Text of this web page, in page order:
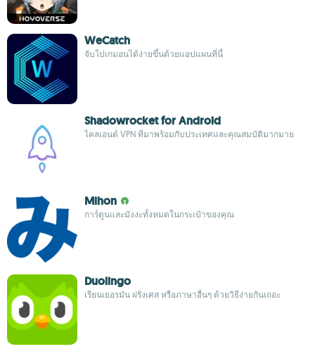
WeCatch
จับโปเกมอนได้ง่ายขึ้นด้วยแอปแผนที่นี้
Shadowrocket for Android
ไคลเอนต์ VPN ที่มาพร้อมกับประเทศและคุณสมบัติมากมาย
Mihon
การ์ตูนและมังงะทั้งหมดในกระเป๋าของคุณ
Duolingo
เรียนเยอรมัน ฝรั่งเศส หรือภาษาอื่นๆ ด้วยวิธีง่ายกันเถอะ